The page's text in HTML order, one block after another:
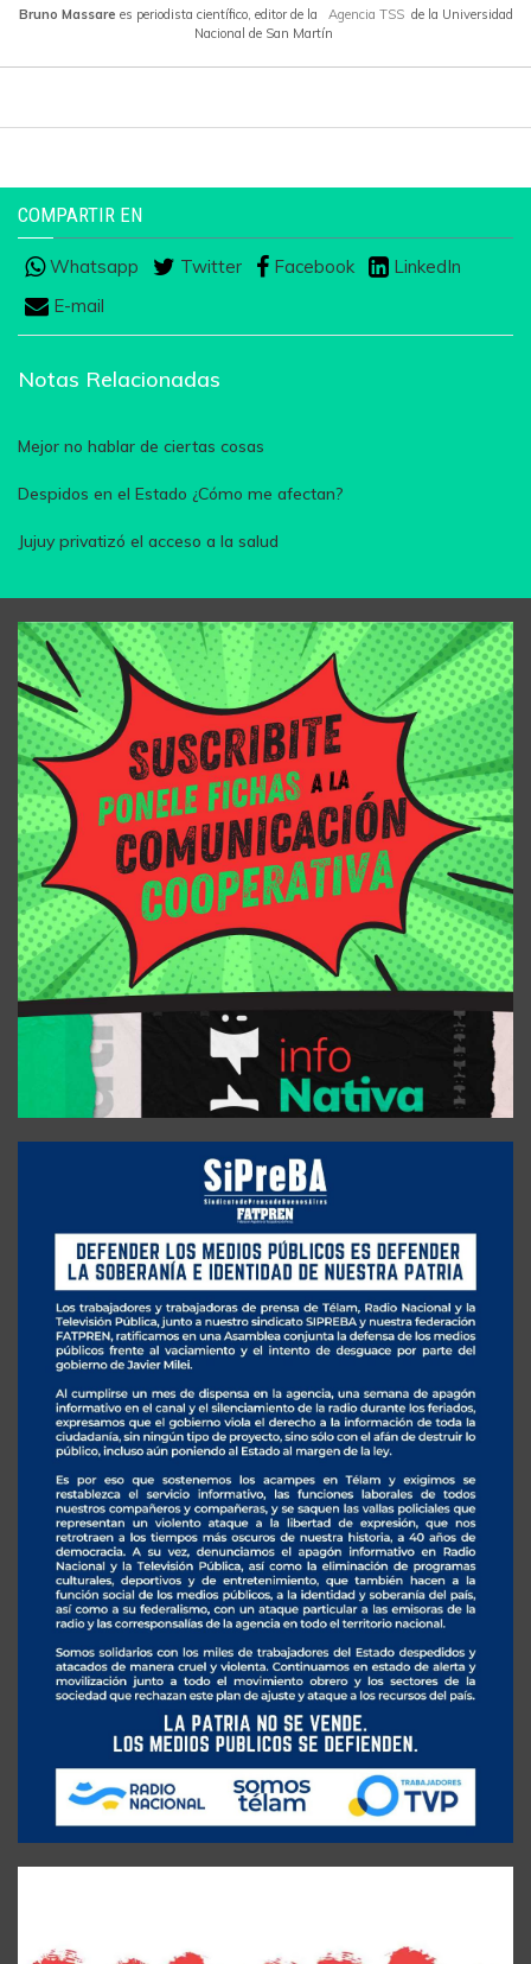
Bruno Massare es periodista científico, editor de la Agencia TSS de la Universidad
Nacional de San Martín
COMPARTIR EN
Whatsapp Twitter Facebook
LinkedIn
E-mail
Notas Relacionadas
Mejor no hablar de ciertas cosas
Despidos en el Estado ¿Cómo me afectan?
Jujuy privatizó el acceso a la salud